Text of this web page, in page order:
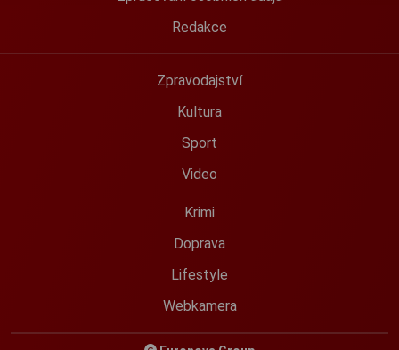
Redakce
Zpravodajství
Kultura
Sport
Video
Krimi
Doprava
Lifestyle
Webkamera